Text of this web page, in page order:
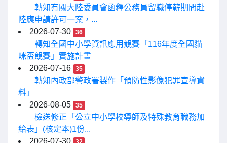
轉知有關大陸委員會函釋公務員留職停薪期間赴
陸應申請許可一案，...
2026-07-30
36
轉知全國中小學資訊應用競賽「116年度全國貓
咪盃競賽」實施計畫
2026-07-16
35
轉知內政部警政署製作「預防性影像犯罪宣導資
料」
2026-08-05
35
檢送修正「公立中小學校導師及特殊教育職務加
給表」(核定本)1份...
2026-07-30